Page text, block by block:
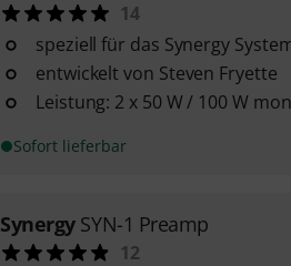
14
speziell für das Synergy
entwickelt von Steven Fryette
Leistung: 2 x 50 W / 100 W
Sofort lieferbar
Synergy SYN-1 Preamp
12